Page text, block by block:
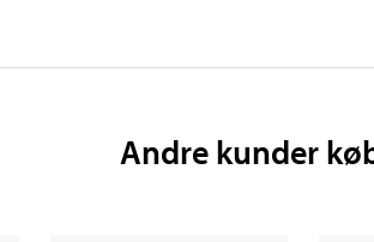
Andre kunder